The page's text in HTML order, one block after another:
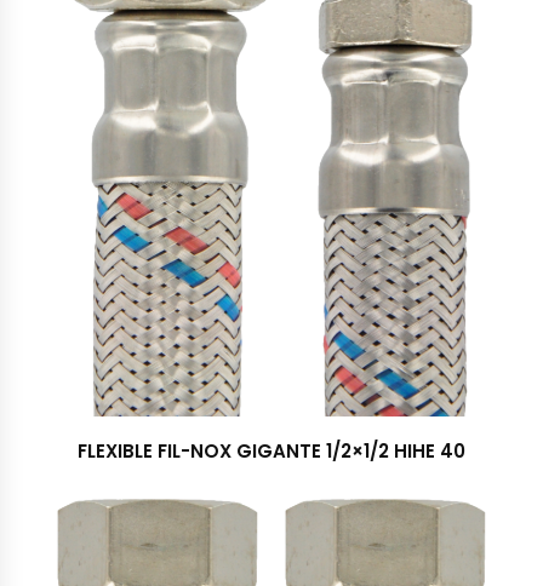
FLEXIBLE FIL-NOX GIGANTE 1/2×1/2 HIHE 40